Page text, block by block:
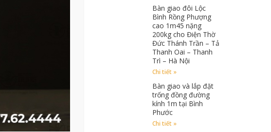
Bàn giao đôi Lộc
Bình Rồng Phượng
cao 1m45 nặng
200kg cho Điện Thờ
Đức Thánh Trần – Tả
Thanh Oai – Thanh
Trì – Hà Nội
Chi tiết »
Bàn giao và lắp đặt
trống đồng đường
kính 1m tại Bình
Phước
Chi tiết »